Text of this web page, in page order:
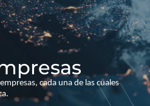
cada una de las cuales